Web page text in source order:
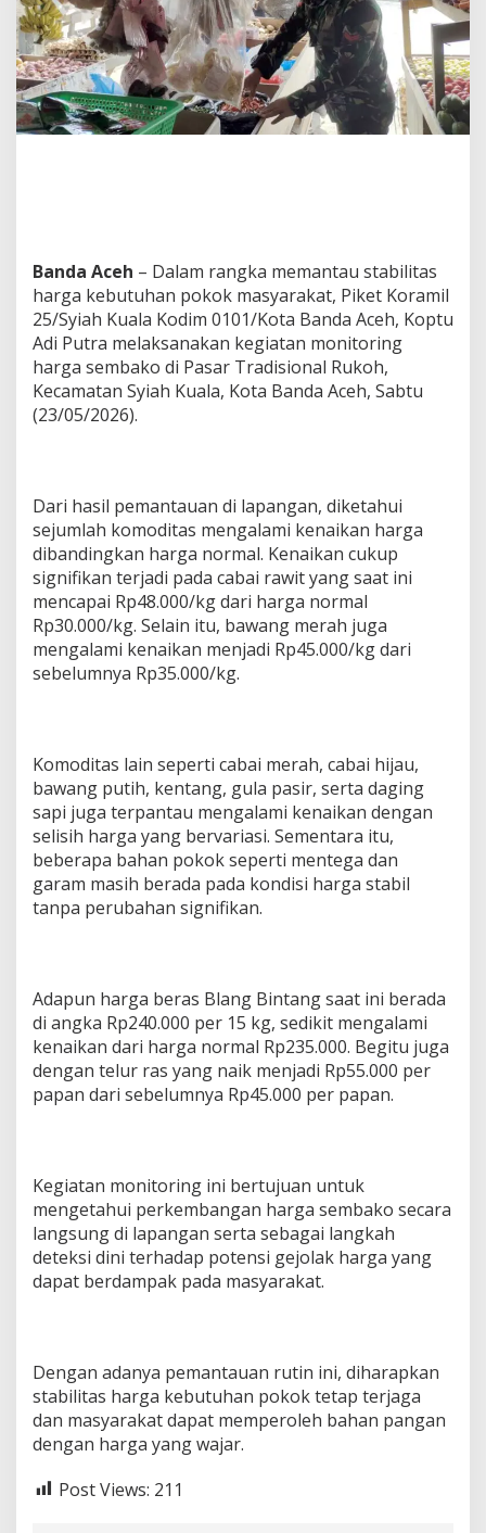
a
n
t
a
H
a
a
k
o
d
i
P
a
k
o
h
,
S
e
j
u
m
o
m
o
d
i
t
a
s
a
l
a
m
i
K
a
n
Banda Aceh – Dalam rangka memantau stabilitas
harga kebutuhan pokok masyarakat, Piket Koramil
25/Syiah Kuala Kodim 0101/Kota Banda Aceh, Koptu
Adi Putra melaksanakan kegiatan monitoring
harga sembako di Pasar Tradisional Rukoh,
Kecamatan Syiah Kuala, Kota Banda Aceh, Sabtu
(23/05/2026).
Dari hasil pemantauan di lapangan, diketahui
sejumlah komoditas mengalami kenaikan harga
dibandingkan harga normal. Kenaikan cukup
signifikan terjadi pada cabai rawit yang saat ini
mencapai Rp48.000/kg dari harga normal
Rp30.000/kg. Selain itu, bawang merah juga
mengalami kenaikan menjadi Rp45.000/kg dari
sebelumnya Rp35.000/kg.
Komoditas lain seperti cabai merah, cabai hijau,
bawang putih, kentang, gula pasir, serta daging
sapi juga terpantau mengalami kenaikan dengan
selisih harga yang bervariasi. Sementara itu,
beberapa bahan pokok seperti mentega dan
garam masih berada pada kondisi harga stabil
tanpa perubahan signifikan.
Adapun harga beras Blang Bintang saat ini berada
di angka Rp240.000 per 15 kg, sedikit mengalami
kenaikan dari harga normal Rp235.000. Begitu juga
dengan telur ras yang naik menjadi Rp55.000 per
papan dari sebelumnya Rp45.000 per papan.
Kegiatan monitoring ini bertujuan untuk
mengetahui perkembangan harga sembako secara
langsung di lapangan serta sebagai langkah
deteksi dini terhadap potensi gejolak harga yang
dapat berdampak pada masyarakat.
Dengan adanya pemantauan rutin ini, diharapkan
stabilitas harga kebutuhan pokok tetap terjaga
dan masyarakat dapat memperoleh bahan pangan
dengan harga yang wajar.
Post Views: 211